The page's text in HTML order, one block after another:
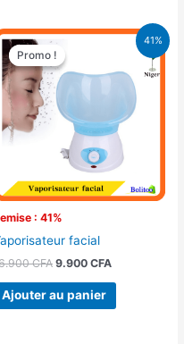
41%
Promo !
: 41%
Promo !
facial
CFA
Le
prix
initial
était :
16.900 CFA.
9.900 CFA
Le
est :
9.900 CFA.
Ajouter au panier